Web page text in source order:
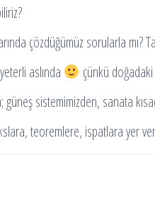
çözdüğümüz sorularla mı?
aslında
çünkü
sistemimizden, sanata
teoremlere, ispatlara yer